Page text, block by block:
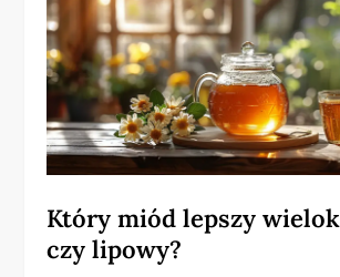
Który miód lepszy
czy lipowy?